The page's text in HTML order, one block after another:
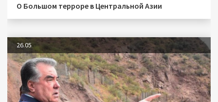
О Большом терроре в Центральной Азии
26.05